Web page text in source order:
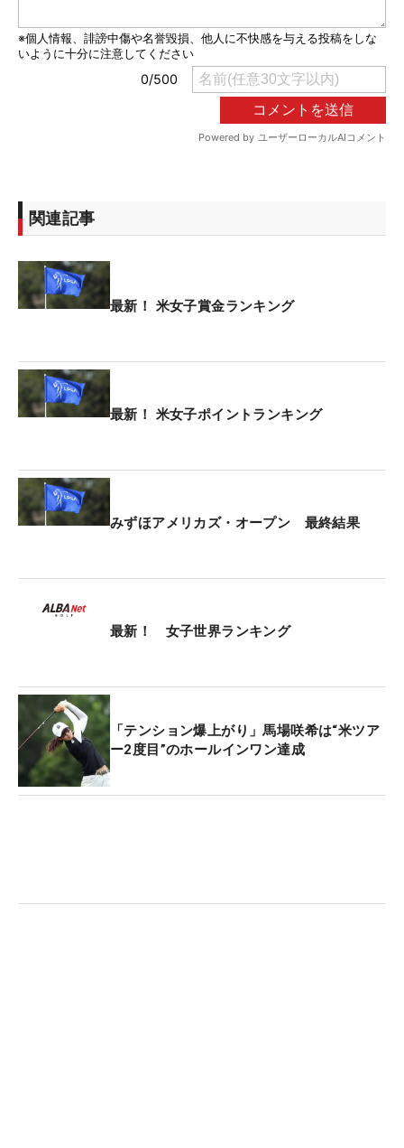
関連記事
最新！ 米女子賞金ランキング
最新！ 米女子ポイントランキング
みずほアメリカズ・オープン 最終結果
最新！ 女子世界ランキング
「テンション爆上がり」馬場咲希は“米ツア
ー2度目”のホールインワン達成